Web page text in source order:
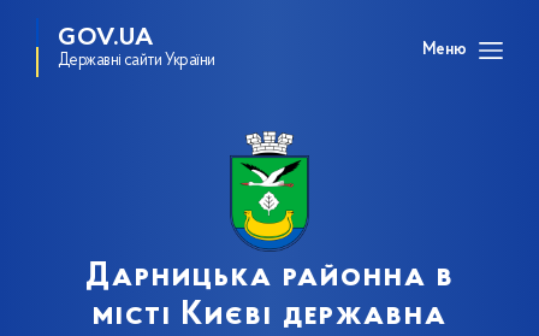
GOV.UA
Державні сайти України
Меню
Дарницька районна в
місті Києві державна